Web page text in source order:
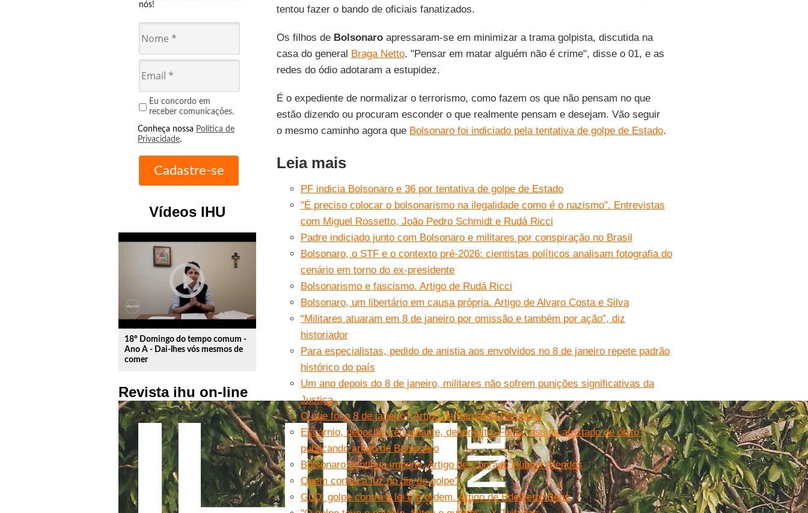
nós!
Eu concordo em
receber comunicações.
Conheça nossa Política de
Privacidade.
Vídeos IHU
play_circle_outline
18º Domingo do tempo comum -
Ano A - Dai-lhes vós mesmos de
comer
Revista ihu on-line
tentou fazer o bando de oficiais fanatizados.
Os filhos de Bolsonaroapressaram-se em minimizar a trama golpista, discutida na
casa do general Braga Netto. "Pensar em matar alguém não é crime", disse o 01, e as
redes do ódio adotaram a estupidez.
É o expediente de normalizar o terrorismo, como fazem os que não pensam no que
estão dizendo ou procuram esconder o que realmente pensam e desejam. Vão seguir
o mesmo caminho agora que Bolsonaro foi indiciado pela tentativa de golpe de Estado.
Leia mais
PF indicia Bolsonaro e 36 por tentativa de golpe de Estado
"É preciso colocar o bolsonarismo na ilegalidade como é o nazismo". Entrevistas
com Miguel Rossetto, João Pedro Schmidt e Rudá Ricci
Padre indiciado junto com Bolsonaro e militares por conspiração no Brasil
Bolsonaro, o STF e o contexto pré-2026: cientistas políticos analisam fotografia do
cenário em torno do ex-presidente
Bolsonarismo e fascismo. Artigo de Rudá Ricci
Bolsonaro, um libertário em causa própria. Artigo de Alvaro Costa e Silva
“Militares atuaram em 8 de janeiro por omissão e também por ação”, diz
historiador
Para especialistas, pedido de anistia aos envolvidos no 8 de janeiro repete padrão
histórico do país
Um ano depois do 8 de janeiro, militares não sofrem punições significativas da
Justiça
O que foi o 8 de janeiro? Artigo de Bernardo Ricupero
Escárnio, deboche, repugnante, desonesto: Folha “assina atestado de óbito”
publicando artigo de Bolsonaro
Bolsonaro continua impune. Artigo de Conrado Hübner Mendes
Quem cortou a luz no dia do golpe?
GLO: golpe contra a lei e a ordem. Artigo de Edelberto Behs